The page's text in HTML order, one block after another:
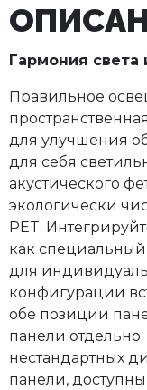
Гармония света
Правильное
для улучшения
для себя
акустического
экологически
PET.
как специальный
для
конфигурации
обе позиции
панели
нестандартных
панели,